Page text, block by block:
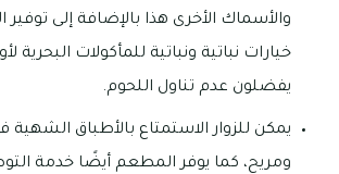
والأسماك الأخرى هذا بالإضافة إلى
خيارات نباتية ونباتية للمأكولات البحرية
يفضلون عدم تناول اللحوم.
يمكن للزوار الاستمتاع بالأطباق
ومريح، كما يوفر المطعم أيضًا خدمة